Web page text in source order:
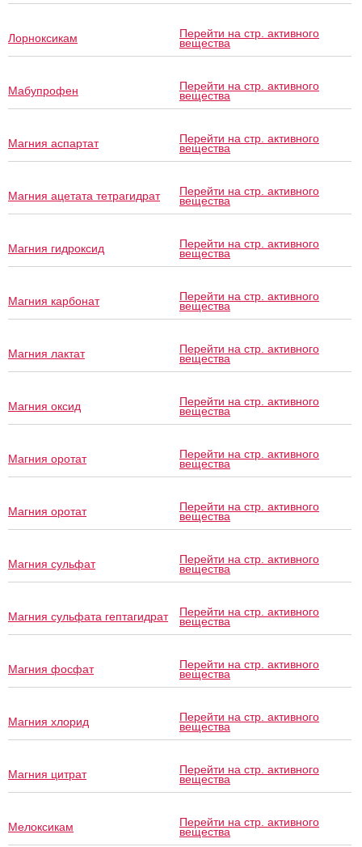
Лорноксикам Перейти на стр. активного
вещества
Мабупрофен Перейти на стр. активного
вещества
Магния аспартат Перейти на стр. активного
вещества
Магния ацетата тетрагидрат Перейти на стр. активного
вещества
Магния гидроксид Перейти на стр. активного
вещества
Магния карбонат Перейти на стр. активного
вещества
Магния лактат Перейти на стр. активного
вещества
Магния оксид Перейти на стр. активного
вещества
Магния оротат Перейти на стр. активного
вещества
Магния оротат Перейти на стр. активного
вещества
Магния сульфат Перейти на стр. активного
вещества
Магния сульфата гептагидрат Перейти на стр. активного
вещества
Магния фосфат Перейти на стр. активного
вещества
Магния хлорид Перейти на стр. активного
вещества
Магния цитрат Перейти на стр. активного
вещества
Мелоксикам Перейти на стр. активного
вещества